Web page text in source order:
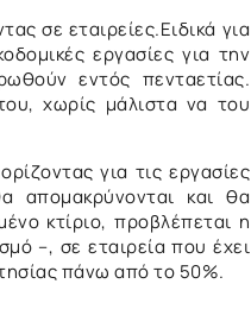
σε εταιρείες.Ειδικά για
εργασίες για την
εντός πενταετίας.
χωρίς μάλιστα να του
για τις εργασίες
απομακρύνονται και θα
κτίριο, προβλέπεται η
–, σε εταιρεία που έχει
πάνω από το 50%.